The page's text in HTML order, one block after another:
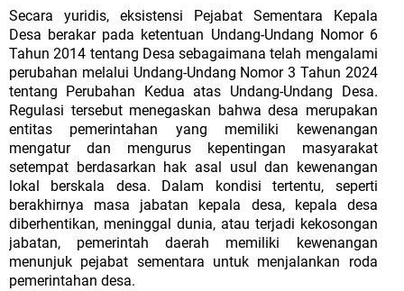
Secara yuridis, eksistensi Pejabat Sementara Kepala
Desa berakar pada ketentuan Undang-Undang Nomor 6
Tahun 2014 tentang Desa sebagaimana telah mengalami
perubahan melalui Undang-Undang Nomor 3 Tahun 2024
tentang
Perubahan Kedua atas Undang-Undang Desa.
Regulasi tersebut menegaskan bahwa desa merupakan
entitas pemerintahan yang memiliki kewenangan
mengatur dan mengurus kepentingan masyarakat
setempat berdasarkan hak asal usul dan kewenangan
lokal berskala desa. Dalam kondisi tertentu, seperti
berakhirnya
masa jabatan kepala desa, kepala
desa
diberhentikan, meninggal dunia, atau terjadi kekosongan
jabatan,
pemerintah daerah
memiliki kewenangan
menunjuk pejabat sementara untuk menjalankan roda
pemerintahan desa.